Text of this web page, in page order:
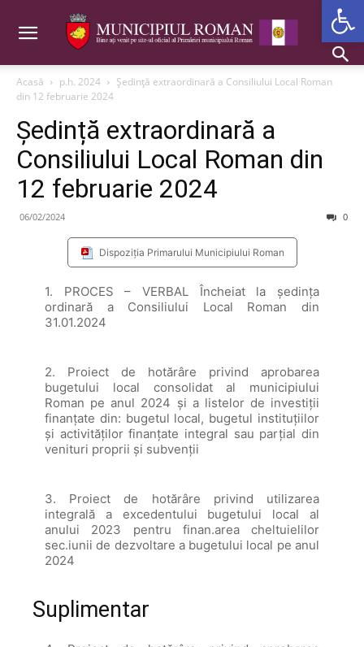
Acasă p.h. 2024
Ședință extraordinară a Consiliului Local Roman
din 12 februarie 2024
Ședință extraordinară a
Consiliului Local Roman din
12 februarie 2024
06/02/2024 0
Dispoziția Primarului Municipiului Roman
1. PROCES – VERBAL Încheiat la şedinţa
ordinară a Consiliului Local Roman din
31.01.2024
2. Proiect de hotărâre privind aprobarea
bugetului local consolidat al municipiului
Roman pe anul 2024 şi a listelor de investiţii
finanțate din: bugetul local, bugetul instituţiilor
și activităților finanţate integral sau parţial din
venituri proprii şi subvenţii
3. Proiect de hotărâre privind utilizarea
integrală a excedentului bugetului local al
anului 2023 pentru finan.area cheltuielilor
sec.iunii de dezvoltare a bugetului local pe anul
2024
Suplimentar